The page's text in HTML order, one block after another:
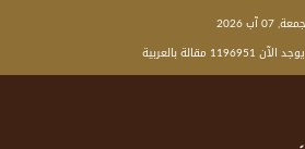
يوجد الآن 1196951 مقالة بالعربية